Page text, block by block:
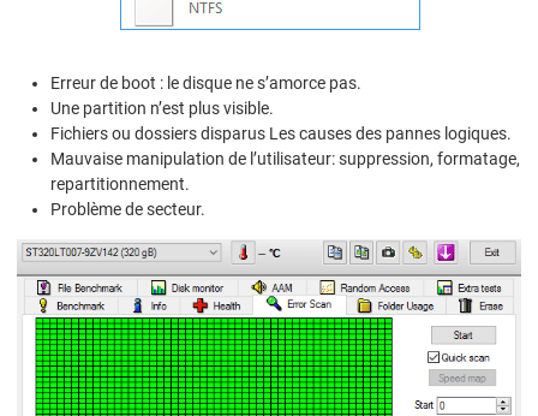
Erreur de boot : le disque ne s’amorce pas.
Une partition n’est plus visible.
Fichiers ou dossiers disparus Les causes des pannes logiques.
Mauvaise manipulation de l’utilisateur: suppression, formatage,
repartitionnement.
Problème de secteur.